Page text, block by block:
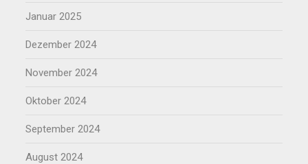
Januar 2025
Dezember 2024
November 2024
Oktober 2024
September 2024
August 2024